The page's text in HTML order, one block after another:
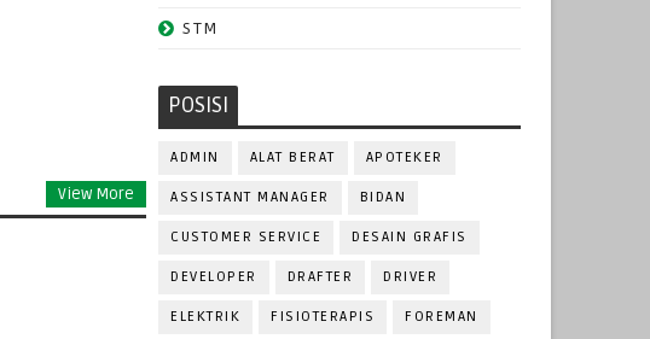
View More
STM
POSISI
ADMIN ALAT BERAT APOTEKER
ASSISTANT MANAGER BIDAN
CUSTOMER SERVICE DESAIN GRAFIS
DEVELOPER DRAFTER DRIVER
ELEKTRIK FISIOTERAPIS FOREMAN